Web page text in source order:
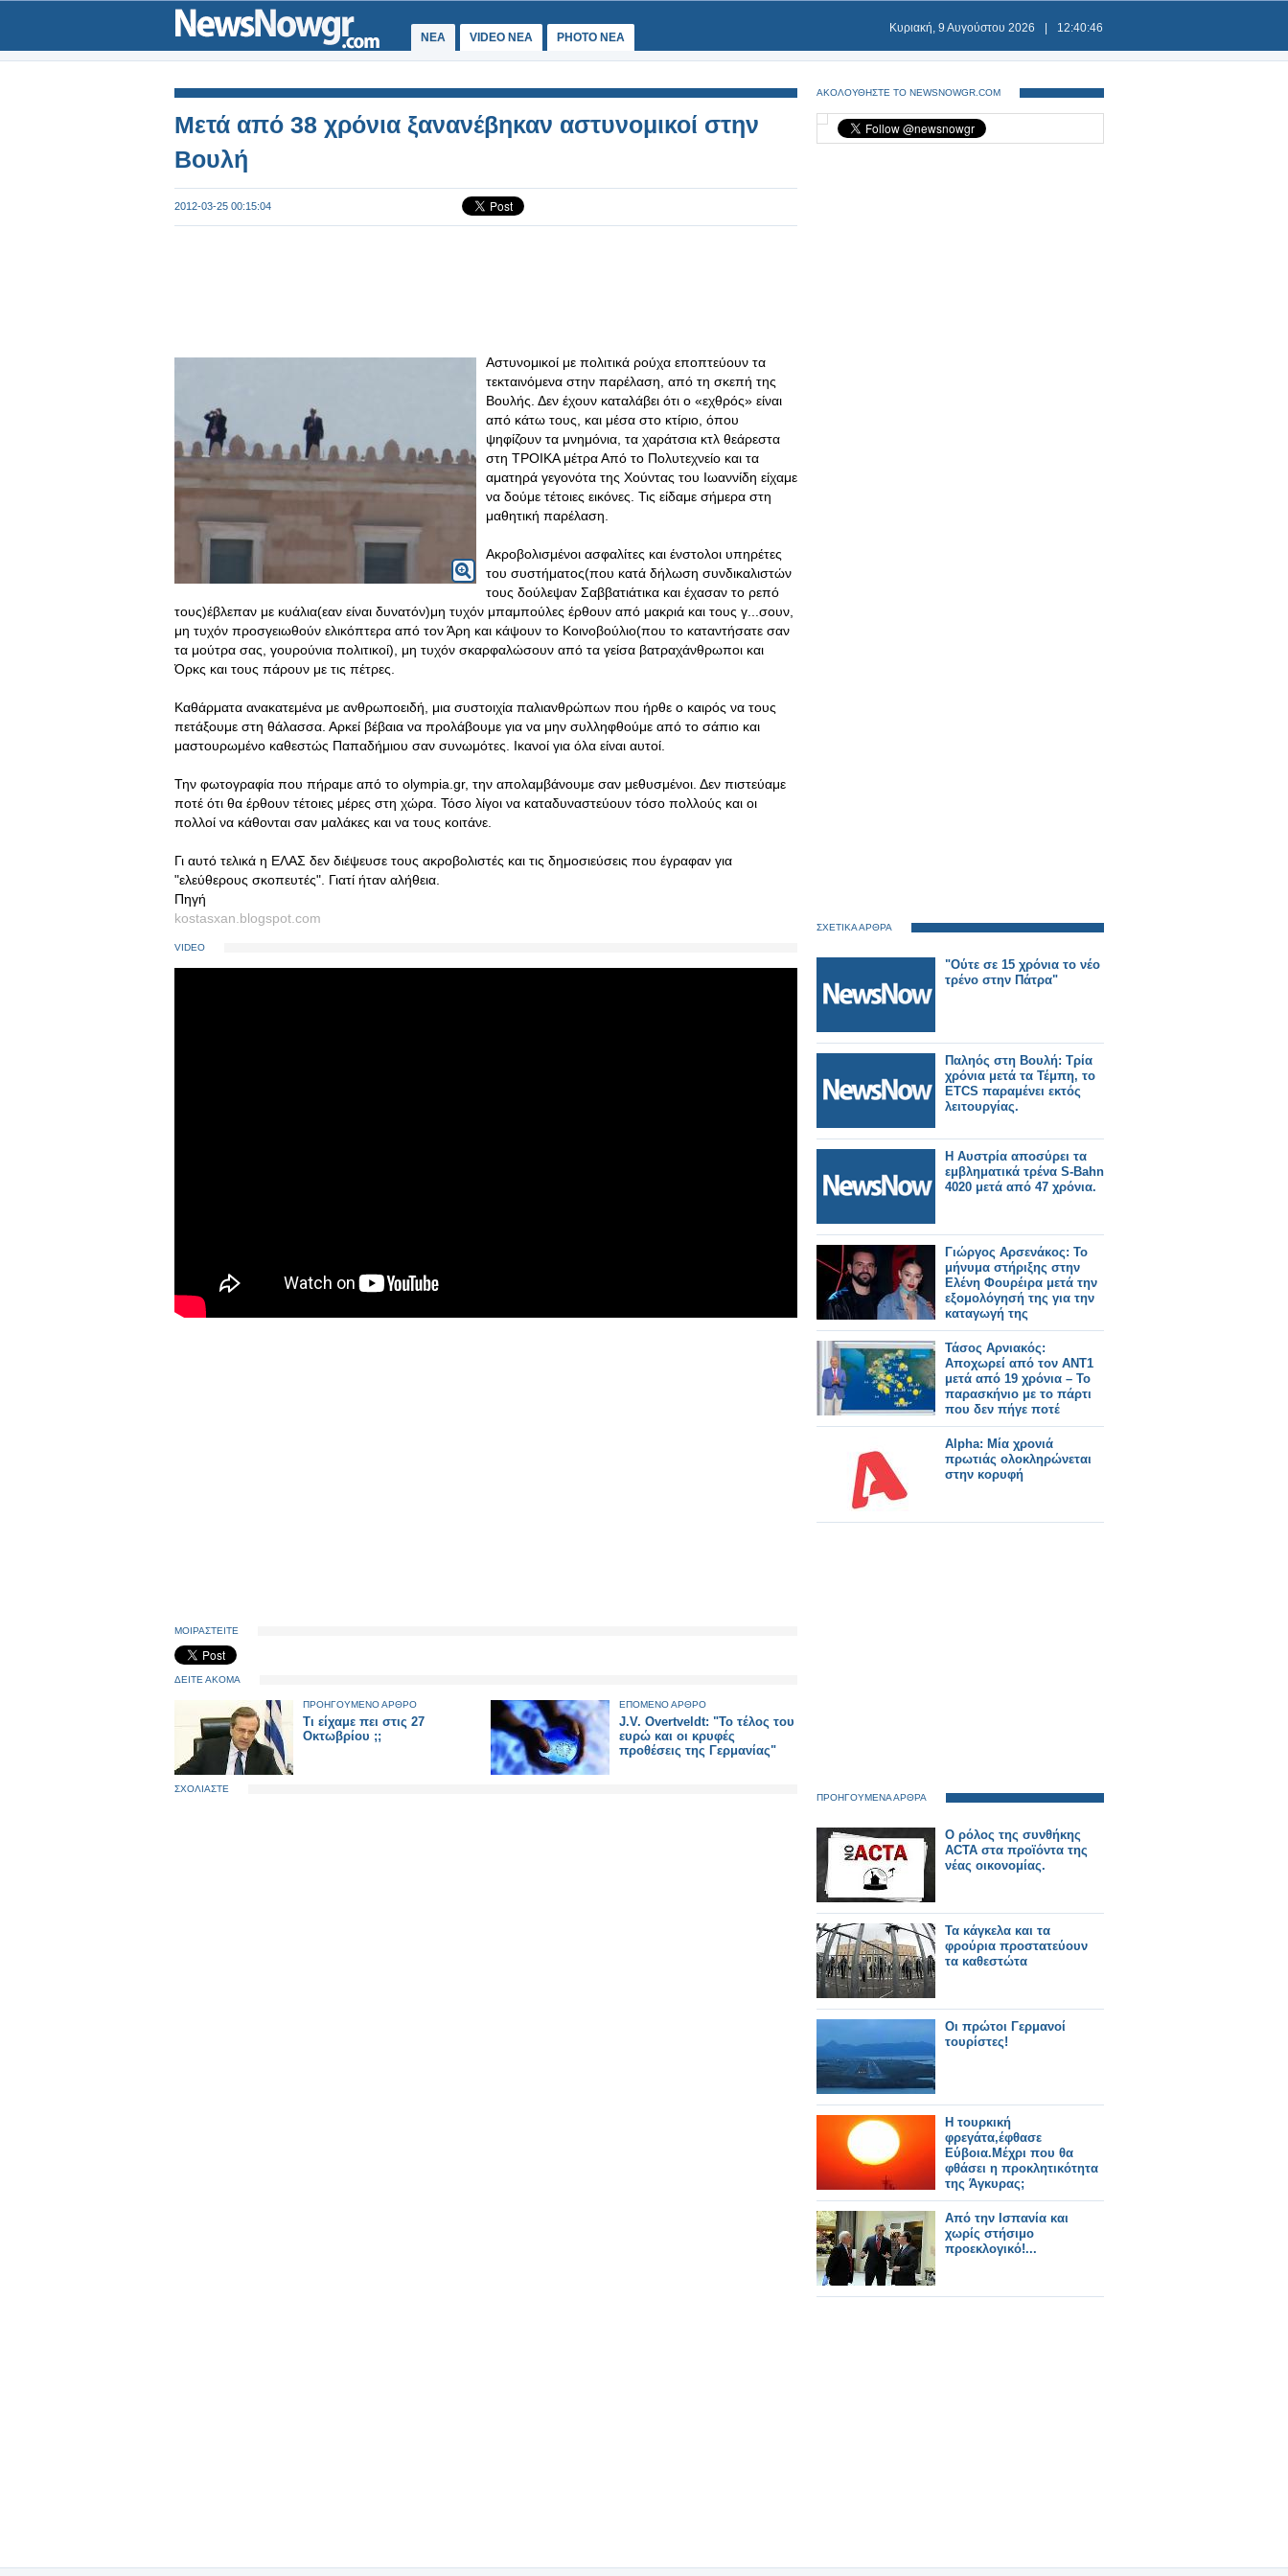
ΝΕΑ VIDEO NEA PHOTO NEA
Κυριακή, 9 Αυγούστου 2026 12:40:46
Μετά από 38 χρόνια ξανανέβηκαν αστυνομικοί στην
Βουλή
2012-03-25 00:15:04
Αστυνομικοί με πολιτικά ρούχα εποπτεύουν τα
τεκταινόμενα στην παρέλαση, από τη σκεπή της
Βουλής. Δεν έχουν καταλάβει ότι ο «εχθρός» είναι
από κάτω τους, και μέσα στο κτίριο, όπου
ψηφίζουν τα μνημόνια, τα χαράτσια κτλ θεάρεστα
στη ΤΡΟΙΚΑ μέτρα Από το Πολυτεχνείο και τα
αματηρά γεγονότα της Χούντας του Ιωαννίδη είχαμε
να δούμε τέτοιες εικόνες. Τις είδαμε σήμερα στη
μαθητική παρέλαση.
Ακροβολισμένοι ασφαλίτες και ένστολοι υπηρέτες
του συστήματος(που κατά δήλωση συνδικαλιστών
τους δούλεψαν Σαββατιάτικα και έχασαν το ρεπό
τους)έβλεπαν με κυάλια(εαν είναι δυνατόν)μη τυχόν μπαμπούλες έρθουν από μακριά και τους γ...σουν,
μη τυχόν προσγειωθούν ελικόπτερα από τον Άρη και κάψουν το Κοινοβούλιο(που το καταντήσατε σαν
τα μούτρα σας, γουρούνια πολιτικοί), μη τυχόν σκαρφαλώσουν από τα γείσα βατραχάνθρωποι και
Όρκς και τους πάρουν με τις πέτρες.
Καθάρματα ανακατεμένα με ανθρωποειδή, μια συστοιχία παλιανθρώπων που ήρθε ο καιρός να τους
πετάξουμε στη θάλασσα. Αρκεί βέβαια να προλάβουμε για να μην συλληφθούμε από το σάπιο και
μαστουρωμένο καθεστώς Παπαδήμιου σαν συνωμότες. Ικανοί για όλα είναι αυτοί.
Την φωτογραφία που πήραμε από το olympia.gr, την απολαμβάνουμε σαν μεθυσμένοι. Δεν πιστεύαμε
ποτέ ότι θα έρθουν τέτοιες μέρες στη χώρα. Τόσο λίγοι να καταδυναστεύουν τόσο πολλούς και οι
πολλοί να κάθονται σαν μαλάκες και να τους κοιτάνε.
Γι αυτό τελικά η ΕΛΑΣ δεν διέψευσε τους ακροβολιστές και τις δημοσιεύσεις που έγραφαν για
"ελεύθερους σκοπευτές". Γιατί ήταν αλήθεια.
Πηγή
kostasxan.blogspot.com
VIDEO
ΜΟΙΡΑΣΤΕΙΤΕ
ΔΕΙΤΕ ΑΚΟΜΑ
ΠΡΟΗΓΟΥΜΕΝΟ ΑΡΘΡΟ
Τι είχαμε πει στις 27
Οκτωβρίου ;;
ΕΠΟΜΕΝΟ ΑΡΘΡΟ
J.V. Overtveldt: "To τέλος του
ευρώ και οι κρυφές
προθέσεις της Γερμανίας"
ΣΧΟΛΙΑΣΤΕ
ΑΚΟΛΟΥΘΗΣΤΕ ΤΟ NEWSNOWGR.COM
ΣΧΕΤΙΚΑ ΑΡΘΡΑ
"Ούτε σε 15 χρόνια το νέο
τρένο στην Πάτρα"
Παληός στη Βουλή: Τρία
χρόνια μετά τα Τέμπη, το
ETCS παραμένει εκτός
λειτουργίας.
Η Αυστρία αποσύρει τα
εμβληματικά τρένα S-Bahn
4020 μετά από 47 χρόνια.
Γιώργος Αρσενάκος: Το
μήνυμα στήριξης στην
Ελένη Φουρέιρα μετά την
εξομολόγησή της για την
καταγωγή της
Τάσος Αρνιακός:
Αποχωρεί από τον ΑΝΤ1
μετά από 19 χρόνια – Το
παρασκήνιο με το πάρτι
που δεν πήγε ποτέ
Alpha: Μία χρονιά
πρωτιάς ολοκληρώνεται
στην κορυφή
ΠΡΟΗΓΟΥΜΕΝΑ ΑΡΘΡΑ
Ο ρόλος της συνθήκης
ACTA στα προϊόντα της
νέας οικονομίας.
Τα κάγκελα και τα
φρούρια προστατεύουν
τα καθεστώτα
Οι πρώτοι Γερμανοί
τουρίστες!
Η τουρκική
φρεγάτα,έφθασε
Εύβοια.Μέχρι που θα
φθάσει η προκλητικότητα
της Άγκυρας;
Από την Ισπανία και
χωρίς στήσιμο
προεκλογικό!...